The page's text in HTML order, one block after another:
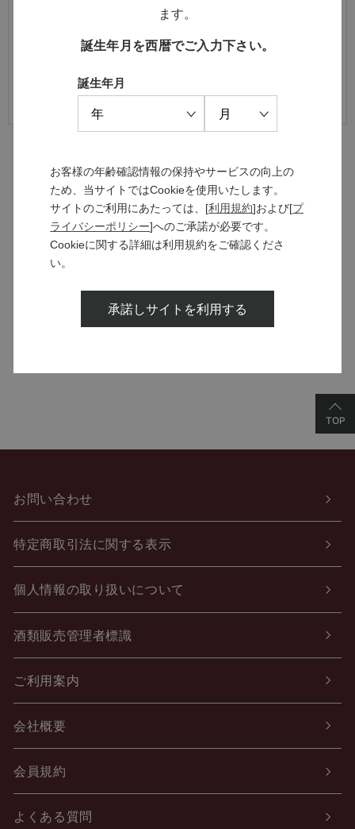
初めてご利用のお客様は、こちらから会員登録を行ってくださ
メールアドレスとパスワードを登録しておくと便利にお買い物が
MANNS WINE
ブランドサイト
SOLARISシリーズ
特設サイト
お問い合わせ
特定商取引法に関する表示
個人情報の取り扱いについて
酒類販売管理者標識
ご利用案内
会社概要
会員規約
よくある質問
ます。
誕生年月を西暦でご入力下さい。
誕生年月
お客様の年齢確認情報の保持やサービスの向上の
ため、当サイトではCookieを使用いたします。
サイトのご利用にあたっては、[利用規約]および[プ
ライバシーポリシー]へのご承諾が必要です。
Cookieに関する詳細は利用規約をご確認くださ
い。
承諾しサイトを利用する